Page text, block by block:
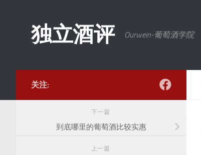
独立酒评 Ourwein-葡萄酒学院
关注:
下一篇
到底哪里的葡萄酒比较实惠
上一篇